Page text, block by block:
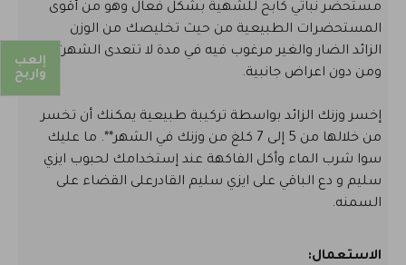
مستحضر نباتي كابح للشهية بشكل فعال وهو من أقوى
المستحضرات الطبيعية من حيث تخليصك من الوزن
الزائد الضار والغير مرغوب فيه في مدة لا تتعدى الشهر**
ومن دون اعراض جانبية.
إخسر وزنك الزائد بواسطة تركيبة طبيعية يمكنك أن تخسر
من خلالها من 5 إلى 7 كلغ من وزنك في الشهر**. ما عليك
سوا شرب الماء وأكل الفاكهة عند إستخدامك لحبوب ايزي
سليم و دع الباقي على ايزي سليم القادرعلى القضاء على
السمنه.
الاستعمال:
إلعب
واربح